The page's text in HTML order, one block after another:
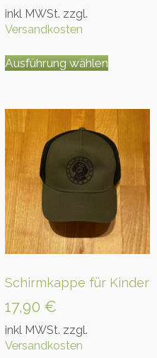
inkl MWSt. zzgl.
Versandkosten
Ausführung wählenProdukt
auf.
Die
können
auf
der
gewählt
werden
Schirmkappe für Kinder
17,90 €
inkl MWSt. zzgl.
Versandkosten